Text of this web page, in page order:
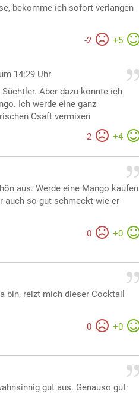
bekomme ich sofort verlangen
-2 +5
14:29 Uhr
Aber dazu könnte ich
Ich werde eine ganz
Osaft vermixen
-2 +4
aus. Werde eine Mango kaufen
auch so gut schmeckt wie er
-0 +0
bin, reizt mich dieser Cocktail
-0 +0
gut aus. Genauso gut